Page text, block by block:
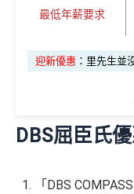
交保費無回贈
查看更多信用卡
iBanking繳費無
網上交易中非香
積分
最低年薪要求
迎新優惠 ：里先生並
✅優點
逢星期三全港超
DBS屈臣氏
「DBS